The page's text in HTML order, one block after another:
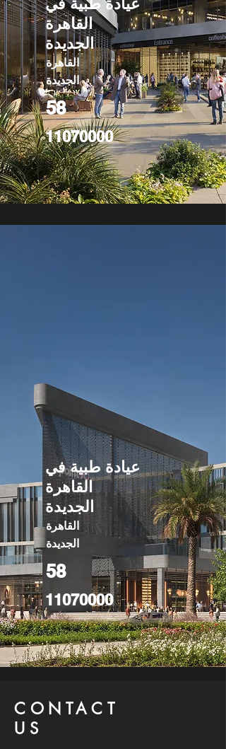
القاهرة
الجديدة
القاهرة
الجديدة
58
11070000
عيادة طبية في
القاهرة
الجديدة
القاهرة
الجديدة
58
11070000
CONTACT
US